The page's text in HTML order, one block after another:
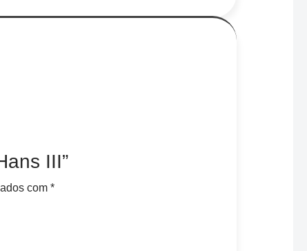
III”
com *